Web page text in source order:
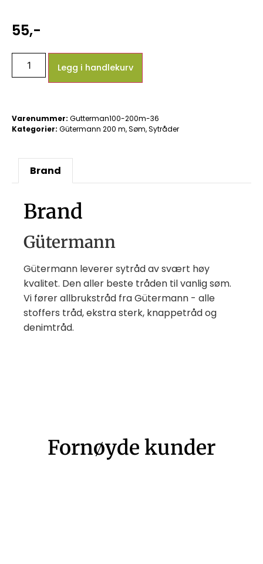
55,-
Legg i handlekurv
Varenummer: Gutterman100-200m-36
Kategorier: Gütermann 200 m,Søm,Sytråder
Brand
Brand
Gütermann
Gütermann leverer sytråd av svært høy
kvalitet. Den aller beste tråden til vanlig søm.
Vi fører allbrukstråd fra Gütermann - alle
stoffers tråd, ekstra sterk, knappetråd og
denimtråd.
Fornøyde kunder